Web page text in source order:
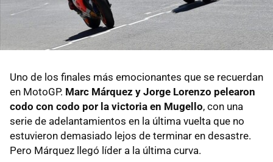
Uno de los finales más emocionantes que se recuerdan
en MotoGP. Marc Márquez y Jorge Lorenzo pelearon
codo con codo por la victoria en Mugello, con una
serie de adelantamientos en la última vuelta que no
estuvieron demasiado lejos de terminar en desastre.
Pero Márquez llegó líder a la última curva.